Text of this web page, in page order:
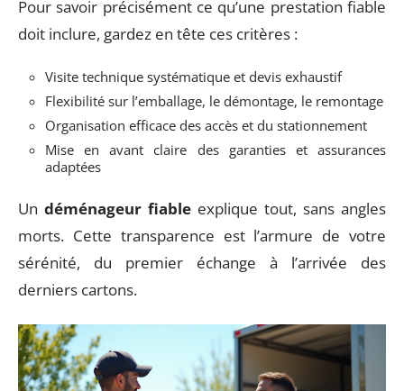
Pour savoir précisément ce qu’une prestation fiable
doit inclure, gardez en tête ces critères :
Visite technique systématique et devis exhaustif
Flexibilité sur l’emballage, le démontage, le remontage
Organisation efficace des accès et du stationnement
Mise en avant claire des garanties et assurances
adaptées
Un déménageur fiable explique tout, sans angles
morts. Cette transparence est l’armure de votre
sérénité, du premier échange à l’arrivée des
derniers cartons.